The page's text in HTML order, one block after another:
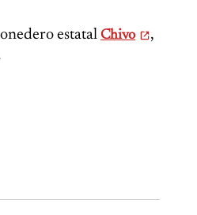
estatal Chivo
,